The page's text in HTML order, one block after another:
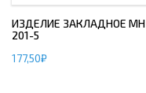
ИЗДЕЛИЕ ЗАКЛАДНОЕ МН
201-5
177,50₽